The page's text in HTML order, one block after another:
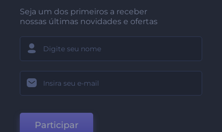
Seja um dos primeiros a receber
nossas últimas novidades e ofertas
Participar